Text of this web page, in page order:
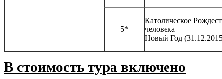
5*
Католическое
человека
Новый Год
В стоимость тура включено